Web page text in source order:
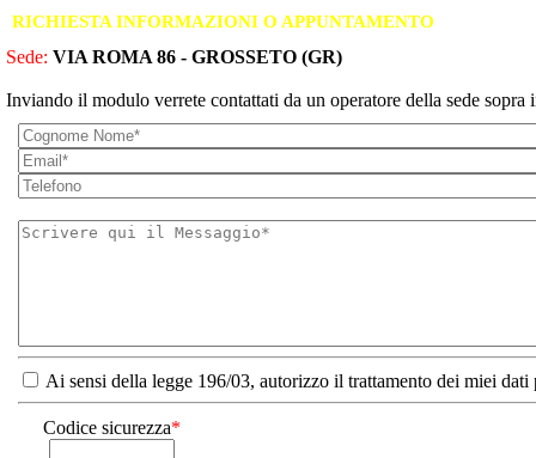
RICHIESTA INFORMAZIONI O APPUNTAMENTO
Sede: VIA ROMA 86 - GROSSETO (GR)
Inviando il modulo verrete contattati da un operatore della sede sopra
Ai sensi della legge 196/03, autorizzo il trattamento dei miei
Codice sicurezza*